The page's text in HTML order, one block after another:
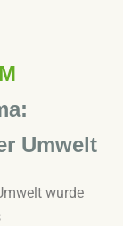
Umwelt
wurde